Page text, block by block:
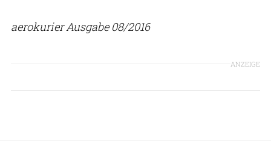
aerokurier Ausgabe 08/2016
ANZEIGE